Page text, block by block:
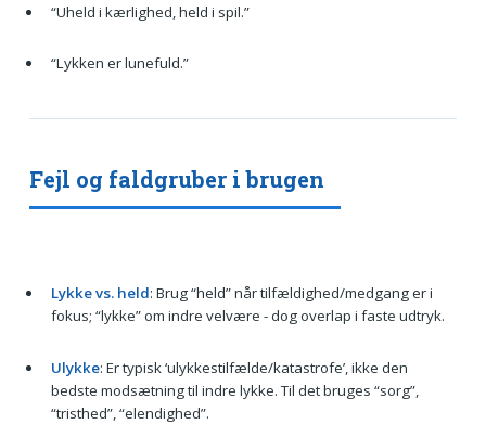
“Uheld i kærlighed, held i spil.”
“Lykken er lunefuld.”
Fejl og faldgruber i brugen
Lykke vs. held: Brug “held” når tilfældighed/medgang er i
fokus; “lykke” om indre velvære - dog overlap i faste udtryk.
Ulykke: Er typisk ‘ulykkestilfælde/katastrofe’, ikke den
bedste modsætning til indre lykke. Til det bruges “sorg”,
“tristhed”, “elendighed”.